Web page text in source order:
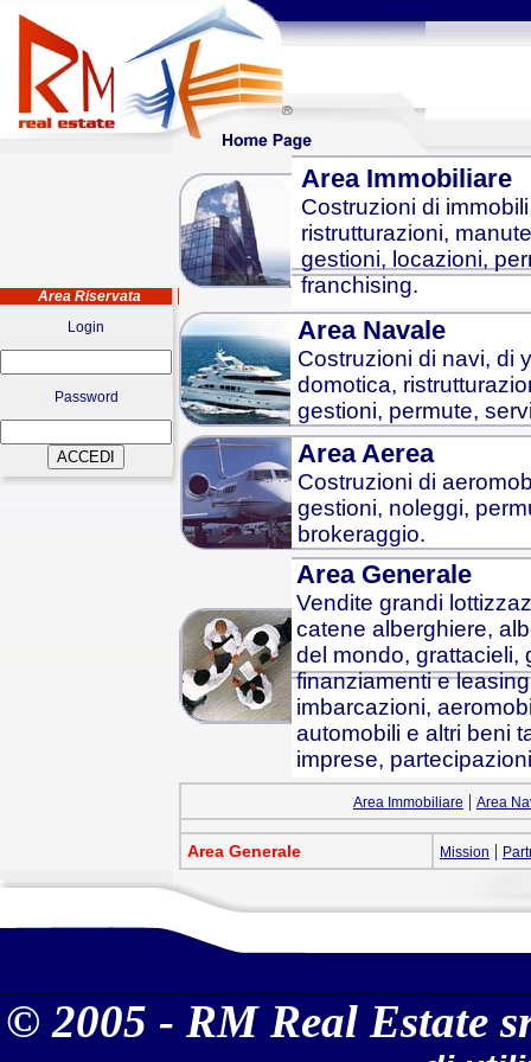
Area Riservata
Login
Password
Area Immobiliare
Costruzioni di
ristrutturazioni,
gestioni, locazioni,
franchising.
Area Navale
Costruzioni di navi, di
domotica,
gestioni, permute,
Area Aerea
Costruzioni di
gestioni, noleggi,
brokeraggio.
Area Generale
Vendite grandi
catene alberghiere,
del mondo, grattacieli,
finanziamenti e
imbarcazioni,
automobili e altri beni
imprese,
Area Immobiliare | Area
Area Generale Mission |
© 2005 - RM Real Estate